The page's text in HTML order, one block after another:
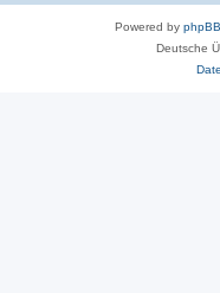
Powered by phpBB
Deutsche